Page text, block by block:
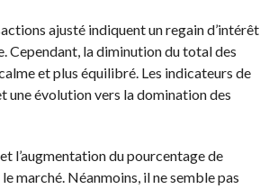
ajusté indiquent un regain d’intérêt
Cependant, la diminution du total des
et plus équilibré. Les indicateurs de
évolution vers la domination des
l’augmentation du pourcentage de
marché. Néanmoins, il ne semble pas